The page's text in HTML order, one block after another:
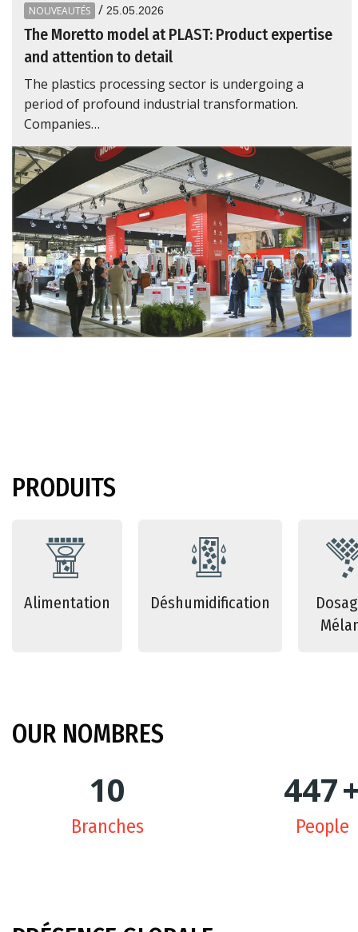
NOUVEAUTÉS / 25.05.2026
The Moretto model at PLAST: Product expertise
and attention to detail
The plastics processing sector is undergoing a
period of profound industrial transformation.
Companies…
PRODUITS
Alimentation Déshumidification
OUR NOMBRES
10
Branches
450+
People